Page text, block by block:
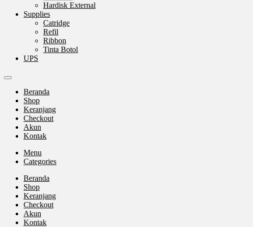
Hardisk External
Supplies
Catridge
Refil
Ribbon
Tinta Botol
UPS
Beranda
Shop
Keranjang
Checkout
Akun
Kontak
Menu
Categories
Beranda
Shop
Keranjang
Checkout
Akun
Kontak